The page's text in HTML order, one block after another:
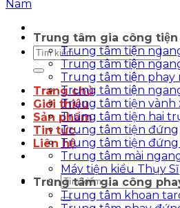
Tìm
kiếm:
Trang chủ
Giới thiệu
Sản phẩm
Tin tức
Liên hệ
Tìm
kiếm:
Trung tâm gia công tiện
Trung tâm tiện
Trung tâm tiện
Trung tâm tiện phay
Trung tâm tiện
Trung tâm tiện vành
Trung tâm tiện hai
Trung tâm tiện đứng
Trung tâm tiện đứng
Trung tâm mài
Máy tiện kiểu Thụy Sĩ
Trung tâm gia công
Trung tâm khoan